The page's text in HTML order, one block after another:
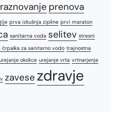
prenova
prva izkušnja zipline prvi maraton
sanitarna voda selitev stresni
črpalka za sanitarno vodo trajnostna
okolice urejanje vrta vrtnarjenje
zavese zdravje